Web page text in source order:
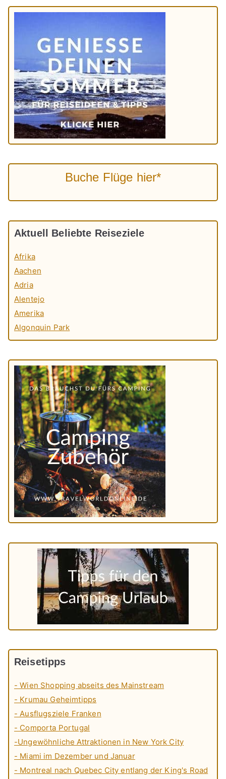
Buche Flüge hier*
Aktuell Beliebte Reiseziele
Afrika
Aachen
Adria
Alentejo
Amerika
Algonquin Park
Reisetipps
- Wien Shopping abseits des Mainstream
- Krumau Geheimtipps
- Ausflugsziele Franken
- Comporta Portugal
-Ungewöhnliche Attraktionen in New York City
- Miami im Dezember und Januar
- Montreal nach Quebec City entlang der King's Road